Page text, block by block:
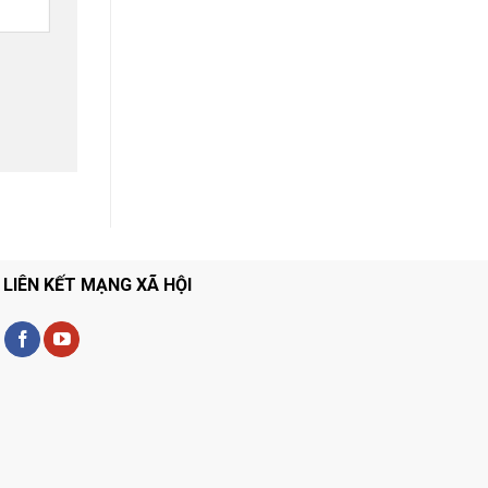
LIÊN KẾT MẠNG XÃ HỘI